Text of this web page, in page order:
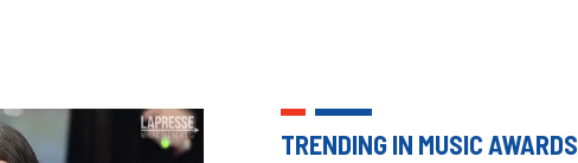
TRENDING IN MUSIC AWARDS